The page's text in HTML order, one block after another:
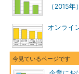
（2015年）
オンライ